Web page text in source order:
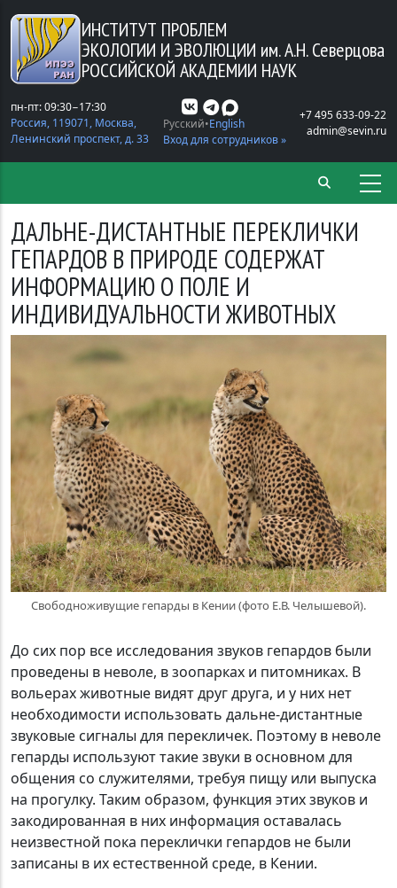
Перейти к основному содержанию
ИНСТИТУТ ПРОБЛЕМ
ЭКОЛОГИИ И ЭВОЛЮЦИИ им. А.Н. Северцова
РОССИЙСКОЙ АКАДЕМИИ НАУК
пн-пт: 09:30−17:30
Россия, 119071, Москва,
Ленинский проспект, д. 33
Русский English
Вход для сотрудников »
+7 495 633-09-22
admin@sevin.ru
ДАЛЬНЕ-ДИСТАНТНЫЕ ПЕРЕКЛИЧКИ
ГЕПАРДОВ В ПРИРОДЕ СОДЕРЖАТ
ИНФОРМАЦИЮ О ПОЛЕ И
ИНДИВИДУАЛЬНОСТИ ЖИВОТНЫХ
Свободноживущие гепарды в Кении (фото Е.В. Челышевой).
До сих пор все исследования звуков гепардов были
проведены в неволе, в зоопарках и питомниках. В
вольерах животные видят друг друга, и у них нет
необходимости использовать дальне-дистантные
звуковые сигналы для перекличек. Поэтому в неволе
гепарды используют такие звуки в основном для
общения со служителями, требуя пищу или выпуска
на прогулку. Таким образом, функция этих звуков и
закодированная в них информация оставалась
неизвестной пока переклички гепардов не были
записаны в их естественной среде, в Кении.